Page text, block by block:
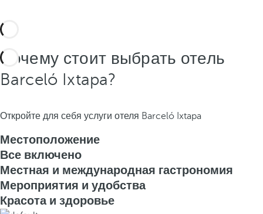
Почему стоит выбрать отель
Barceló Ixtapa?
Откройте для себя услуги отеля Barceló Ixtapa
Местоположение
Все включено
Местная и международная гастрономия
Мероприятия и удобства
Красота и здоровье